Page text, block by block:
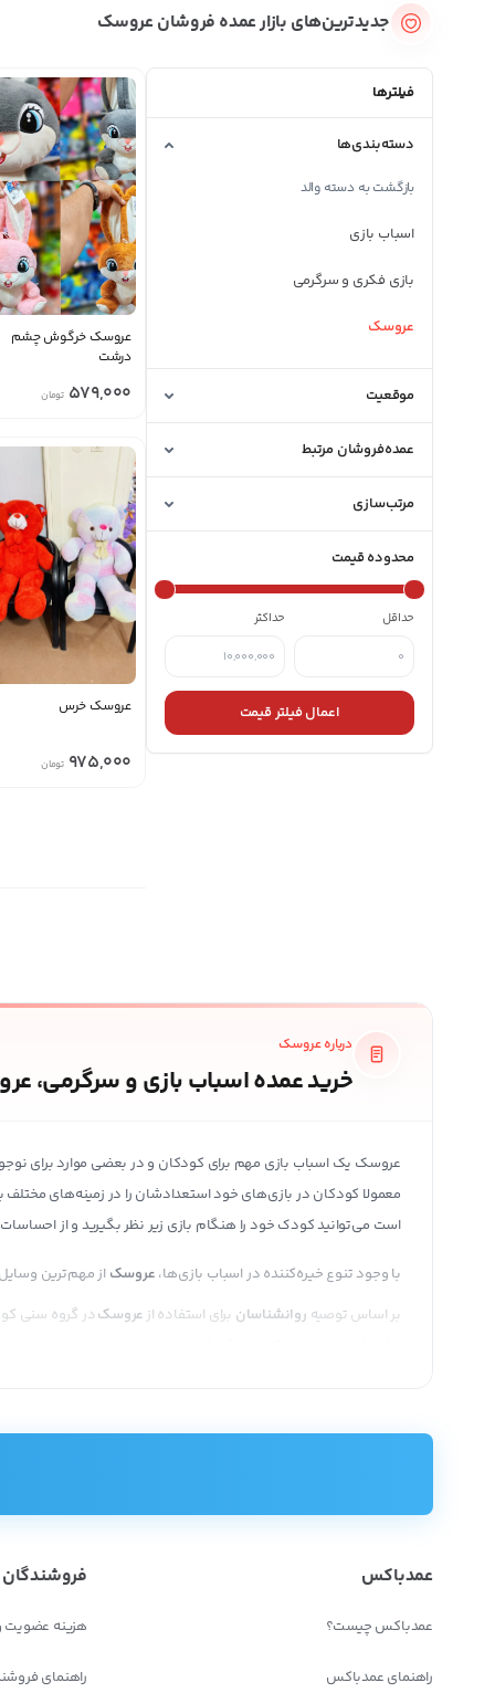
جدیدترین‌های بازار عمده فروشان عروسک
فیلترها
دسته‌بندی‌ها
بازگشت به دسته والد
اسباب بازی
بازی فکری و سرگرمی
عروسک
موقعیت
عمده‌فروشان مرتبط
مرتب‌سازی
محدوده قیمت
حداقل حداکثر
اعمال فیلتر قیمت
منقضی شده
عروسک خرگوش چشم
درشت
579,000 تومان
منقضی شده
عروسک خرس
975,000 تومان
درباره عروسک
خرید عمده اسباب بازی و سرگرمی،
عروسک یک اسباب بازی مهم برای کودکان و در بعضی موارد برای
معمولا کودکان در بازی‌های خود استعدادشان را در زمینه‌های مختلف
است می‌توانید کودک خود را هنگام بازی زیر نظر بگیرید و از
با وجود تنوع خیره‌کننده در اسباب‌ بازی‌ها، عروسک‌ از مهم‌ترین
بر اساس توصیه روانشناسان برای استفاده از عروسکدر گروه سنی
یک کالای وارداتی است وبیشتر عروسک‌هایی که در
اینترنتی که محصول خود را در فضای مجازی نمایش می‌گذارند، دیدن
در خرید آنلاین می‌توانید بدون اینکه وقت و هزینه فراوانی را صرف
فروش‌های آنلاین عمده عروسک است.
خرید عمده عروسک یک راهکار اقتصادی برای خریداران محسوب
عمدباکس
عمدباکس چیست؟
راهنمای عمدباکس
فروشندگان
هزینه عضویت
راهنمای